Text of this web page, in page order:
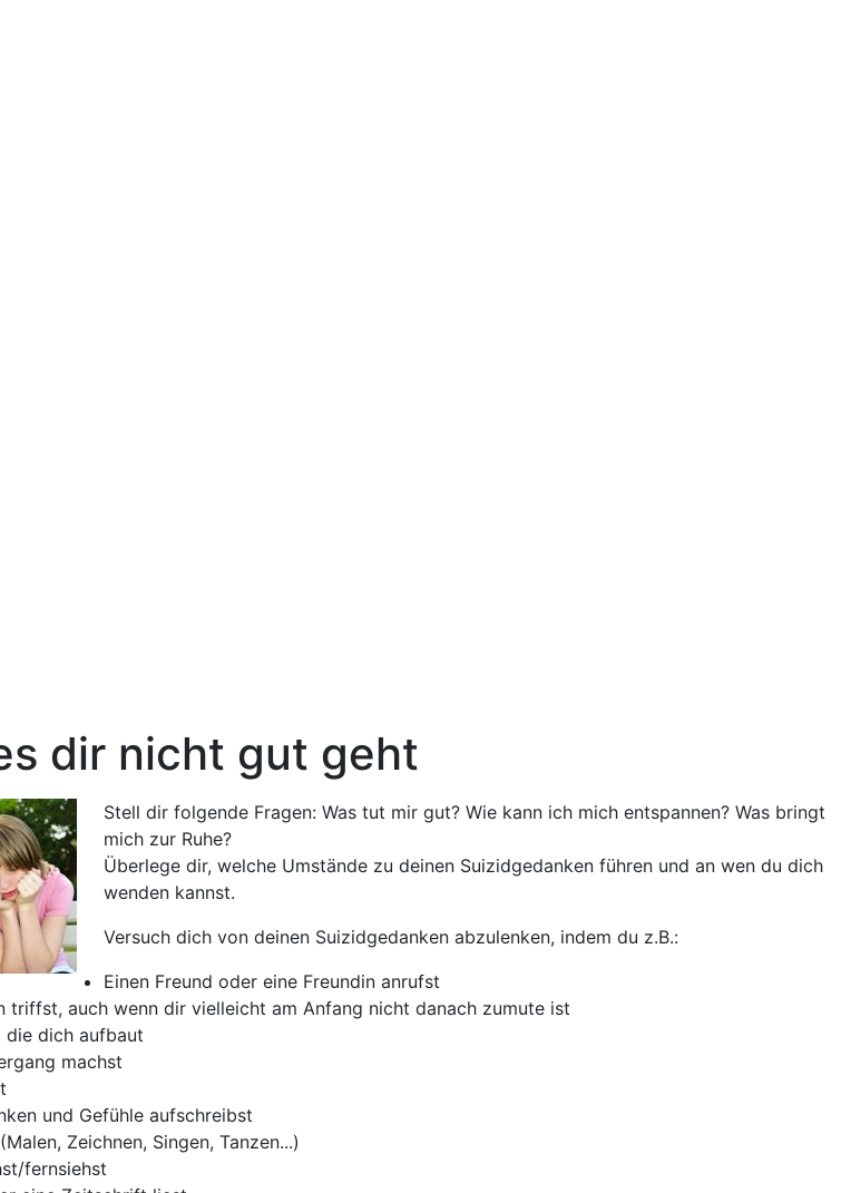
dir nicht gut geht
Stell dir folgende Fragen: Was tut mir gut? Wie kann ich mich entspannen? Was bringt
mich zur Ruhe?
Überlege dir, welche Umstände zu deinen Suizidgedanken führen und an wen du dich
wenden kannst.
Versuch dich von deinen Suizidgedanken abzulenken, indem du z.B.:
Einen Freund oder eine Freundin anrufst
triffst, auch wenn dir vielleicht am Anfang nicht danach zumute ist
die dich aufbaut
machst
und Gefühle aufschreibst
Zeichnen, Singen, Tanzen...)
fernsiehst